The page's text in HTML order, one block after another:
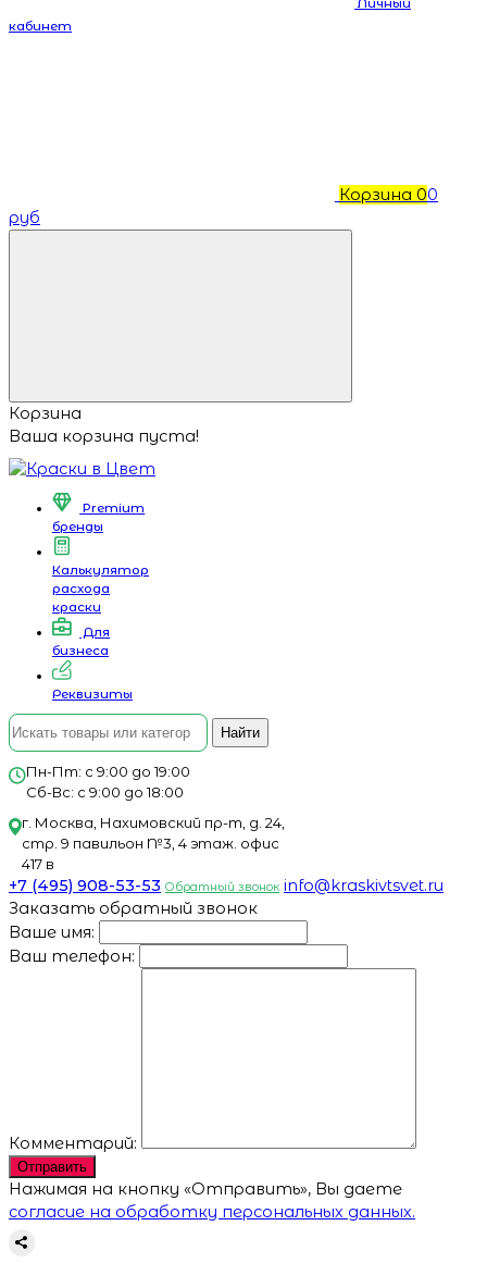
кабинет
Корзина 00
руб
Корзина
Ваша корзина пуста!
Premium
бренды
Калькулятор
расхода
краски
Для
бизнеса
Реквизиты
Найти
Пн-Пт: с 9:00 до 19:00
Сб-Вс: с 9:00 до 18:00
г. Москва, Нахимовский пр-т, д. 24,
стр. 9 павильон №3, 4 этаж. офис
417 в
+7 (495) 908-53-53 Обратный звонок info@kraskivtsvet.ru
Заказать обратный звонок
Ваше имя:
Ваш телефон:
Комментарий:
Отправить
Нажимая на кнопку «Отправить», Вы даете
согласие на обработку персональных данных.